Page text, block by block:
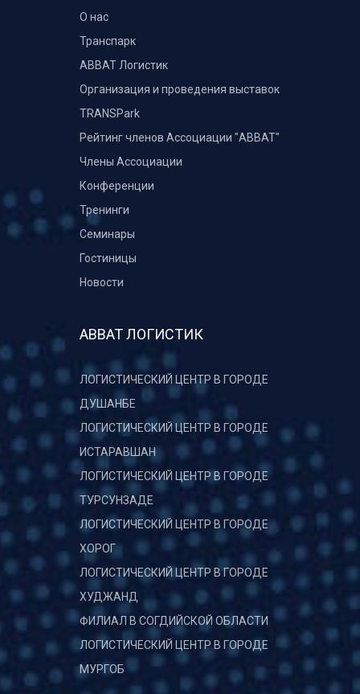
О нас
Транспарк
ABBAT Логистик
Организация и проведения выставок
TRANSPark
Рейтинг членов Ассоциации "АВВАТ"
Члены Ассоциации
Конференции
Тренинги
Семинары
Гостиницы
Новости
АВВАТ ЛОГИСТИК
ЛОГИСТИЧЕСКИЙ ЦЕНТР В ГОРОДЕ
ДУШАНБЕ
ЛОГИСТИЧЕСКИЙ ЦЕНТР В ГОРОДЕ
ИСТАРАВШАН
ЛОГИСТИЧЕСКИЙ ЦЕНТР В ГОРОДЕ
ТУРСУНЗАДЕ
ЛОГИСТИЧЕСКИЙ ЦЕНТР В ГОРОДЕ
ХОРОГ
ЛОГИСТИЧЕСКИЙ ЦЕНТР В ГОРОДЕ
ХУДЖАНД
ФИЛИАЛ В СОГДИЙСКОЙ ОБЛАСТИ
ЛОГИСТИЧЕСКИЙ ЦЕНТР В ГОРОДЕ
МУРГОБ